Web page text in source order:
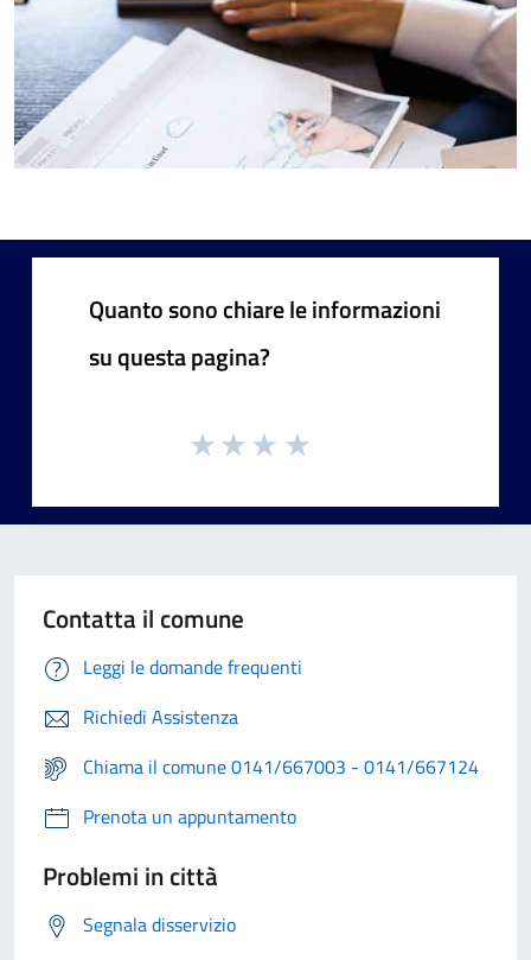
Quanto sono chiare le informazioni
su questa pagina?
Contatta il comune
Leggi le domande frequenti
Richiedi Assistenza
Chiama il comune 0141/667003 - 0141/667124
Prenota un appuntamento
Problemi in città
Segnala disservizio